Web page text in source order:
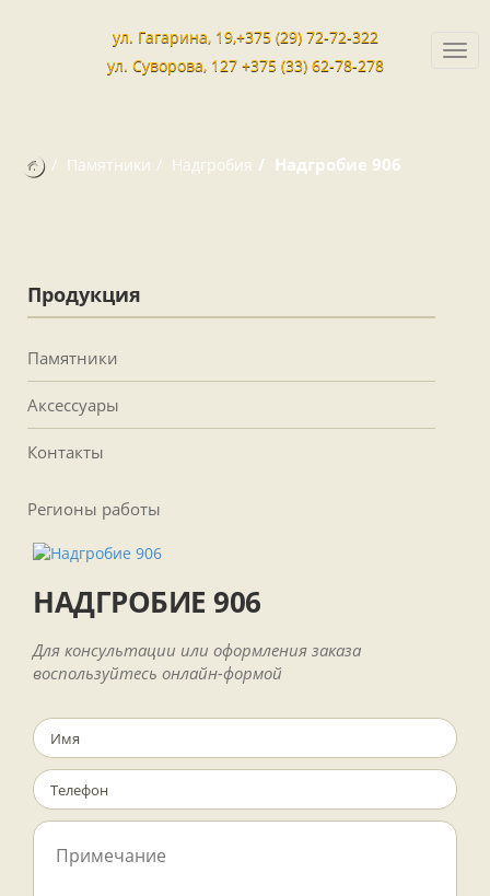
ул. Гагарина, 19,+375 (29) 72-72-322
ул. Суворова, 127 +375 (33) 62-78-278
Памятники Надгробия Надгробие 906
Продукция
Памятники
Аксессуары
Контакты
Регионы работы
НАДГРОБИЕ 906
Для консультации или оформления заказа
воспользуйтесь онлайн-формой